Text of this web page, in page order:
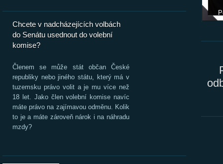
Chcete v nadcházejících volbách
do Senátu usednout do volební
komise?
Členem se může stát občan České
republiky nebo jiného státu, který má v
tuzemsku právo volit a je mu více než
18 let. Jako člen volební komise navíc
máte právo na zajímavou odměnu. Kolik
to je a máte zároveň nárok i na náhradu
mzdy?